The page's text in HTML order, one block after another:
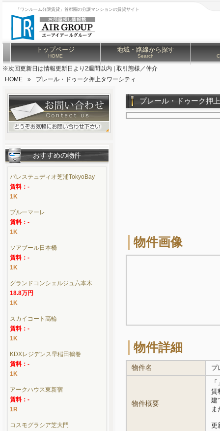
「ワンルーム分譲賃貸」首都圏の分譲マンションの賃貸サイト
トップページ
HOME
地域・路線から探す
Search
※次回更新日は情報更新日より2週間以内 | 取引態様／仲介
HOME
» プレール・ドゥーク押上タワーシティ
プレール・ドゥーク押
物件画像
物件詳細
物件名 プ
物件概要
「
賃
建
ま
更
おすすめの物件
パレステュディオ芝浦TokyoBay
賃料：-
1K
ブルーマーレ
賃料：-
1K
ソアブール日本橋
賃料：-
1K
グランドコンシェルジュ六本木
18.8万円
1K
スカイコート高輪
賃料：-
1K
KDXレジデンス早稲田鶴巻
賃料：-
1K
アークハウス東新宿
賃料：-
1R
コスモグラシア芝大門